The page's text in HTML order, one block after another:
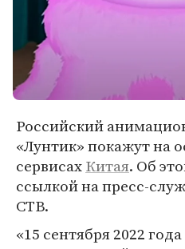
Российский
«Лунтик» покажут на
сервисахКитая. Об
ссылкой на пресс-
СТВ.
«15 сентября 2022